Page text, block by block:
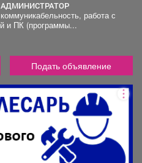
АДМИНИСТРАТОР
работа с
и ПК (программы...
Подать объявление